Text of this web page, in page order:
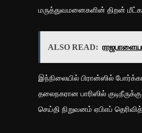
மருத்துவமனைகளின் திறன்
ALSO READ:
இந்நிலையில் பிரான்ஸில்
தலைநகரான பாரிஸில்
செய்தி நிறுவனம் ஏபிஎப்